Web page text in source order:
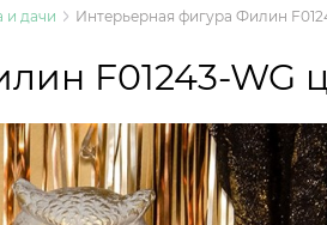
и дачи Интерьерная фигура Филин
F01243-WG